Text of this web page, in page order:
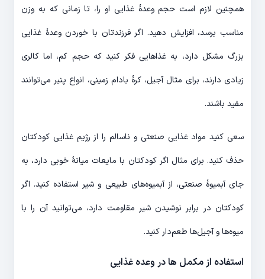
همچنین لازم است حجم وعدۀ غذایی او را، تا زمانی که به وزن
مناسب برسد، افزایش دهید. اگر فرزندتان با خوردن وعدۀ غذایی
بزرگ مشکل دارد، به غذاهایی فکر کنید که حجم کم، اما کالری
زیادی دارند، برای مثال آجیل، کرۀ بادام زمینی، انواع پنیر می‌توانند
مفید باشند.
سعی کنید مواد غذایی صنعتی و ناسالم را از رژیم غذایی کودکتان
حذف کنید. برای مثال اگر کودکتان با مایعات میانۀ خوبی دارد، به
جای آبمیوۀ صنعتی، از آبمیوه‌های طبیعی و شیر استفاده کنید. اگر
کودکتان در برابر نوشیدن شیر مقاومت دارد، می‌توانید آن را با
میوه‌ها و آجیل‌ها طعم‌دار کنید.
استفاده از مکمل ها در وعده غذایی